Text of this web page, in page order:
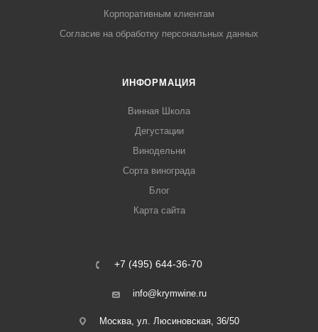
Корпоративным клиентам
Согласие на обработку персональных данных
ИНФОРМАЦИЯ
Винная Школа
Дегустации
Винодельни
Сорта винограда
Блог
Карта сайта
+7 (495) 644-36-70
info@krymwine.ru
Москва, ул. Люсиновская, 36/50